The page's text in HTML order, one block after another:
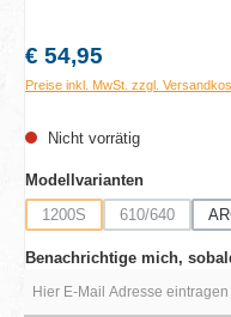
Regulärer Preis:
€ 54,95
Preise inkl. MwSt. zzgl.
Nicht vorrätig
Modellvariantenauswählen
1200S
(Diese Option ist zurzeit
610/640
(Diese Option
Benachrichtige mich,